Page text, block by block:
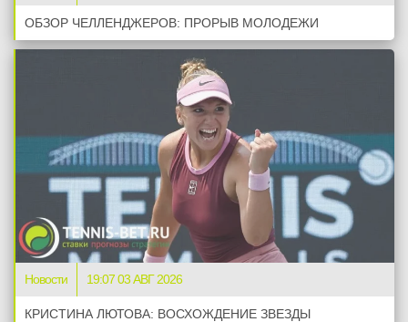
ОБЗОР ЧЕЛЛЕНДЖЕРОВ: ПРОРЫВ МОЛОДЕЖИ
Новости 19:07 03 АВГ 2026
КРИСТИНА ЛЮТОВА: ВОСХОЖДЕНИЕ ЗВЕЗДЫ